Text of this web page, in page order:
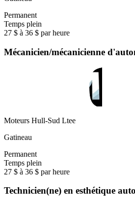
Permanent
Temps plein
27 $ à 36 $ par heure
Mécanicien/mécanicienne
Moteurs Hull-Sud Ltee
Gatineau
Permanent
Temps plein
27 $ à 36 $ par heure
Technicien(ne) en esthétique